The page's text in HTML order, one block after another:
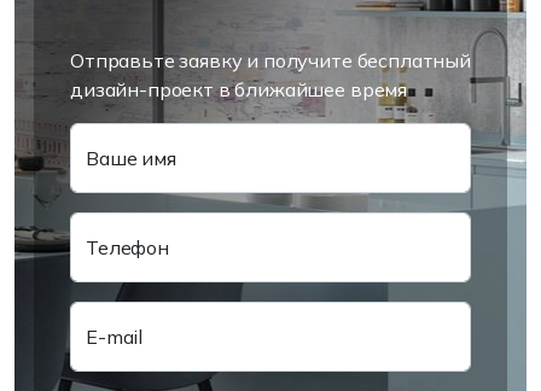
Отправьте заявку и получите бесплатный
дизайн-проект в ближайшее время
Ваше имя
Телефон
E-mail